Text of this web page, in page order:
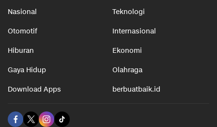
Nasional Teknologi
Otomotif Internasional
Hiburan Ekonomi
Gaya Hidup Olahraga
Download Apps berbuatbaik.id